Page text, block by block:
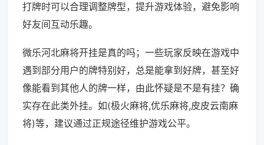
打牌时可以合理调整牌型，提升游戏体验，避免影响
好友间互动乐趣。
微乐河北麻将开挂是真的吗；一些玩家反映在游戏中
遇到部分用户的牌特别好，总是能拿到好牌，甚至好
像能看到其他人的牌一样，由此怀疑是不是有挂？确
实存在此类外挂。如(极火麻将,优乐麻将,皮皮云南麻
将)等，建议通过正规途径维护游戏公平。